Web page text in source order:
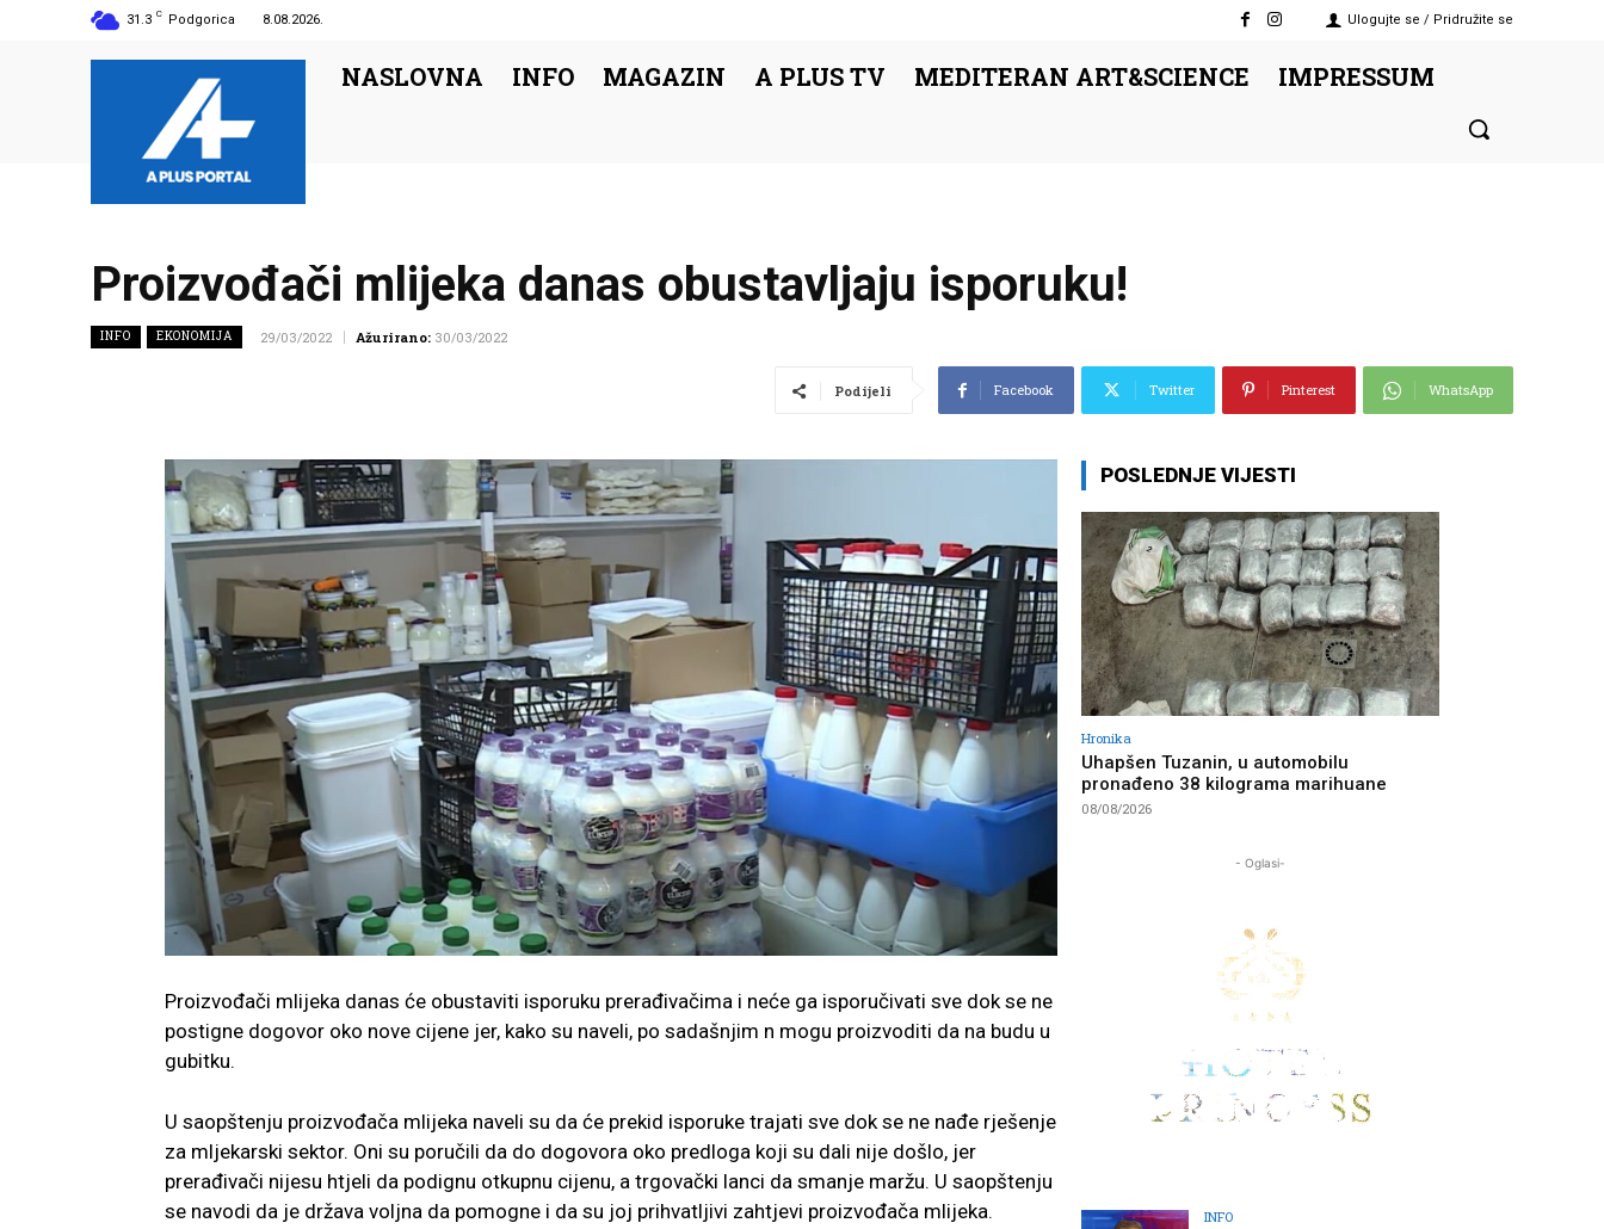
31.3 C Podgorica 8.08.2026. Ulogujte se / Pridružite se
NASLOVNA INFO MAGAZIN A PLUS TV MEDITERAN ART&SCIENCE IMPRESSUM
Proizvođači mlijeka danas obustavljaju isporuku!
INFO EKONOMIJA 29/03/2022 Ažurirano: 30/03/2022
Podijeli Facebook Twitter Pinterest WhatsApp
Proizvođači mlijeka danas će obustaviti isporuku prerađivačima i neće ga isporučivati sve dok se ne
postigne dogovor oko nove cijene jer, kako su naveli, po sadašnjim n mogu proizvoditi da na budu u
gubitku.
U saopštenju proizvođača mlijeka naveli su da će prekid isporuke trajati sve dok se ne nađe rješenje
za mljekarski sektor. Oni su poručili da do dogovora oko predloga koji su dali nije došlo, jer
prerađivači nijesu htjeli da podignu otkupnu cijenu, a trgovački lanci da smanje maržu. U saopštenju
se navodi da je država voljna da pomogne i da su joj prihvatljivi zahtjevi proizvođača mlijeka.
POSLEDNJE VIJESTI
Hronika
Uhapšen Tuzanin, u automobilu
pronađeno 38 kilograma marihuane
08/08/2026
- Oglasi-
INFO